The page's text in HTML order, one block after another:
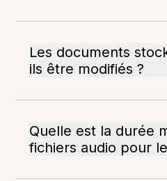
Les documents
ils être modifiés ?
Quelle est la durée
fichiers audio pour